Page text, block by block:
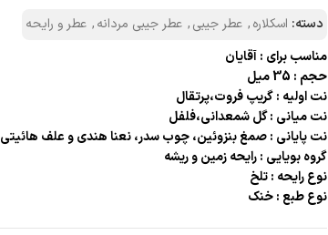
دسته: اسکلاره, عطر جیبی, عطر جیبی مردانه, عطر و رایحه
مناسب براي : آقایان
حجم : 35 میل
نت اوليه : گریپ فروت،پرتقال
نت مياني : گل شمعدانی،فلفل
نت پاياني : صمغ بنزوئین، چوب سدر، نعنا هندی و علف هائیتی
گروه بويايي : رایحه زمین و ریشه
نوع رايحه : تلخ
نوع طبع : خنک